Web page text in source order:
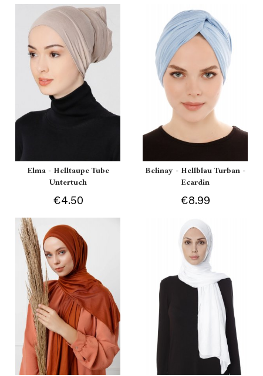
Elma - Helltaupe Tube
Untertuch
€4.50
Belinay - Hellblau Turban -
Ecardin
€8.99